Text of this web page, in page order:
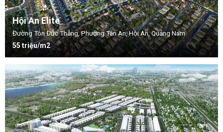
Hội An Elite
Đường Tôn Đức Thắng, Phường Tân An, Hội An, Quảng Nam
55 triệu/m2